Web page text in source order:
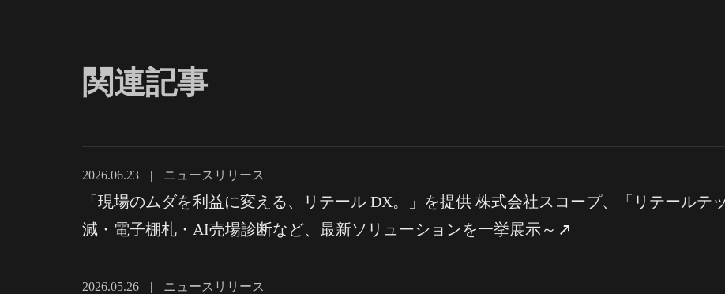
関連記事
2026.06.23 | ニュースリリース
「現場のムダを利益に変える、リテール DX。」を提供 株式会社スコープ、「リテールテ
減・電子棚札・AI売場診断など、最新ソリューションを一挙展示～
2026.05.26 | ニュースリリース